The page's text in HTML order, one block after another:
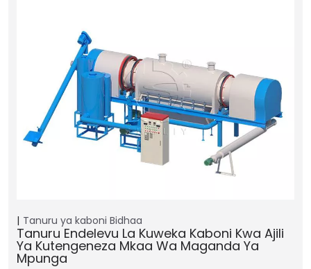
Tanuru ya kaboni Bidhaa
Tanuru Endelevu La Kuweka Kaboni Kwa Ajili
Ya Kutengeneza Mkaa Wa Maganda Ya
Mpunga